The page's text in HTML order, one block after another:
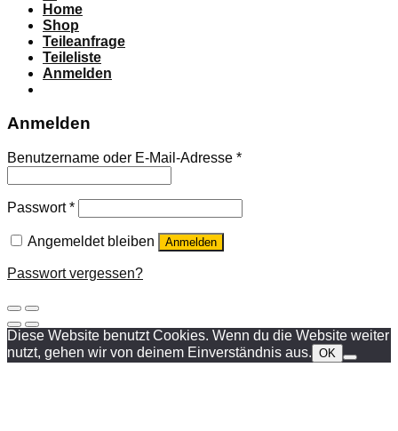
Home
Shop
Teileanfrage
Teileliste
Anmelden
Anmelden
Benutzername oder E-Mail-Adresse *
Passwort*
Angemeldet bleiben Anmelden
Passwort vergessen?
Diese Website benutzt Cookies. Wenn du die Website weiter
nutzt, gehen wir von deinem Einverständnis aus. OK